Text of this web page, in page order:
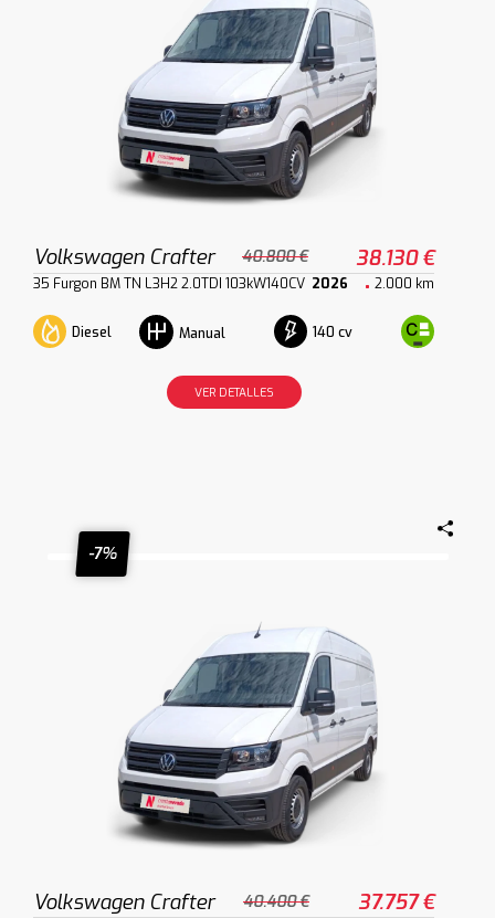
Volkswagen Crafter 40.800 € 38.130 €
35 Furgon BM TN L3H2 2.0TDI 103kW140CV 2026 2.000 km
Diesel Manual 140 cv
VER DETALLES
-7%
Volkswagen Crafter 40.400 € 37.757 €